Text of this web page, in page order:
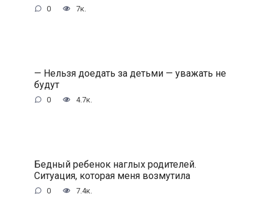
0 7к.
— Нельзя доедать за детьми — уважать не
будут
0 4.7к.
Бедный ребенок наглых родителей.
Ситуация, которая меня возмутила
0 7.4к.